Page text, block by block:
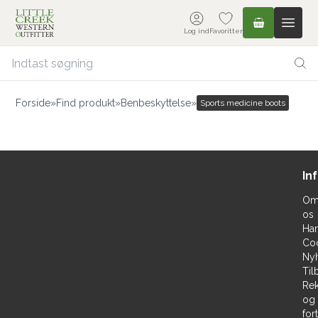
Log indFavoritter
Forside»Find produkt»Benbeskyttelse» Sports medicine boots
os
og